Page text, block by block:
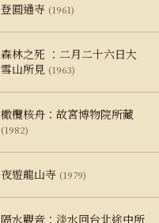
登圓通寺 (1961)
森林之死 ：二月二十六日大
雪山所見 (1963)
橄欖核舟：故宮博物院所藏
(1982)
夜遊龍山寺 (1979)
隔水觀音：淡水回台北途中所